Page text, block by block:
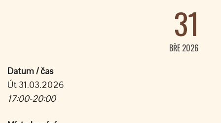
31
BŘE 2026
Datum / čas
Út 31.03.2026
17:00-20:00